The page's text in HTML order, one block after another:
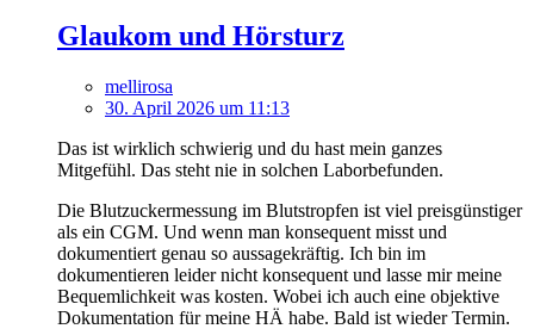
Glaukom und Hörsturz
mellirosa
30. April 2026 um 11:13
Das ist wirklich schwierig und du hast mein ganzes
Mitgefühl. Das steht nie in solchen Laborbefunden.
Die Blutzuckermessung im Blutstropfen ist viel preisgünstiger
als ein CGM. Und wenn man konsequent misst und
dokumentiert genau so aussagekräftig. Ich bin im
dokumentieren leider nicht konsequent und lasse mir meine
Bequemlichkeit was kosten. Wobei ich auch eine objektive
Dokumentation für meine HÄ habe. Bald ist wieder Termin.